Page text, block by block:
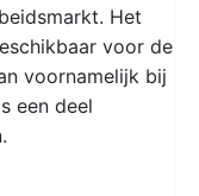
Het
voor de
voornamelijk bij
een deel